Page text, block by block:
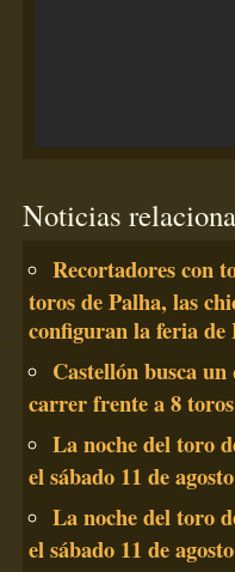
Noticias
Recortadores con
toros de Palha, las
configuran la feria de
Castellón busca
carrer frente a 8
La noche del toro
el sábado 11 de
La noche del toro
el sábado 11 de